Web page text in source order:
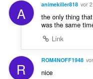
A animekiller818 vor
the only thing
was the same
Link
R ROM4NOFF1948
nice